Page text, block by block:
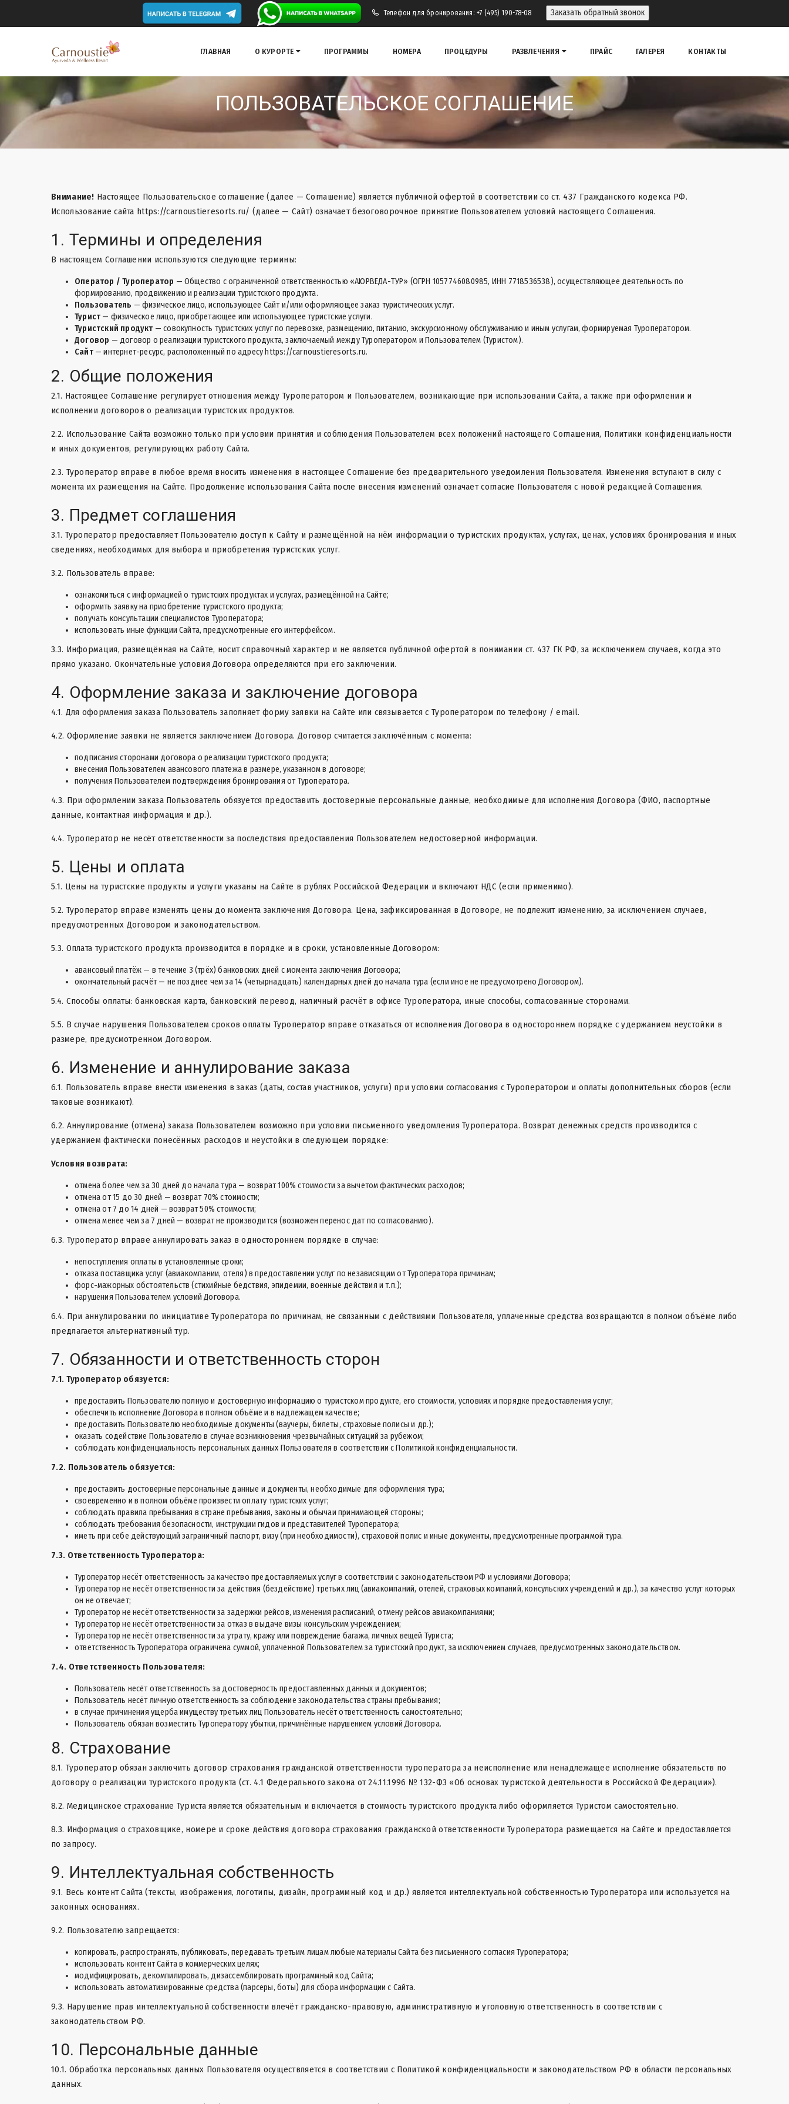
Телефон для бронирования: +7 (495) 190-78-08 Заказать обратный звонок
ГЛАВНАЯ О КУРОРТЕ ПРОГРАММЫ НОМЕРА ПРОЦЕДУРЫ РАЗВЛЕЧЕНИЯ ПРАЙС ГАЛЕРЕЯ КОНТАКТЫ
ПОЛЬЗОВАТЕЛЬСКОЕ СОГЛАШЕНИЕ
Внимание! Настоящее Пользовательское соглашение (далее — Соглашение) является публичной офертой в соответствии со ст. 437 Гражданского кодекса РФ.
Использование сайта https://carnoustieresorts.ru/ (далее — Сайт) означает безоговорочное принятие Пользователем условий настоящего Соглашения.
1. Термины и определения
В настоящем Соглашении используются следующие термины:
Оператор / Туроператор — Общество с ограниченной ответственностью «АЮРВЕДА-ТУР» (ОГРН 1057746080985, ИНН 7718536538), осуществляющее деятельность по
формированию, продвижению и реализации туристского продукта.
Пользователь — физическое лицо, использующее Сайт и/или оформляющее заказ туристических услуг.
Турист — физическое лицо, приобретающее или использующее туристские услуги.
Туристский продукт — совокупность туристских услуг по перевозке, размещению, питанию, экскурсионному обслуживанию и иным услугам, формируемая Туроператором.
Договор — договор о реализации туристского продукта, заключаемый между Туроператором и Пользователем (Туристом).
Сайт— интернет-ресурс, расположенный по адресу https://carnoustieresorts.ru.
2. Общие положения
2.1. Настоящее Соглашение регулирует отношения между Туроператором и Пользователем, возникающие при использовании Сайта, а также при оформлении и
исполнении договоров о реализации туристских продуктов.
2.2. Использование Сайта возможно только при условии принятия и соблюдения Пользователем всех положений настоящего Соглашения, Политики конфиденциальности
и иных документов, регулирующих работу Сайта.
2.3. Туроператор вправе в любое время вносить изменения в настоящее Соглашение без предварительного уведомления Пользователя. Изменения вступают в силу с
момента их размещения на Сайте. Продолжение использования Сайта после внесения изменений означает согласие Пользователя с новой редакцией Соглашения.
3. Предмет соглашения
3.1. Туроператор предоставляет Пользователю доступ к Сайту и размещённой на нём информации о туристских продуктах, услугах, ценах, условиях бронирования и иных
сведениях, необходимых для выбора и приобретения туристских услуг.
3.2. Пользователь вправе:
ознакомиться с информацией о туристских продуктах и услугах, размещённой на Сайте;
оформить заявку на приобретение туристского продукта;
получать консультации специалистов Туроператора;
использовать иные функции Сайта, предусмотренные его интерфейсом.
3.3. Информация, размещённая на Сайте, носит справочный характер и не является публичной офертой в понимании ст. 437 ГК РФ, за исключением случаев, когда это
прямо указано. Окончательные условия Договора определяются при его заключении.
4. Оформление заказа и заключение договора
4.1. Для оформления заказа Пользователь заполняет форму заявки на Сайте или связывается с Туроператором по телефону / email.
4.2. Оформление заявки не является заключением Договора. Договор считается заключённым с момента:
подписания сторонами договора о реализации туристского продукта;
внесения Пользователем авансового платежа в размере, указанном в договоре;
получения Пользователем подтверждения бронирования от Туроператора.
4.3. При оформлении заказа Пользователь обязуется предоставить достоверные персональные данные, необходимые для исполнения Договора (ФИО, паспортные
данные, контактная информация и др.).
4.4. Туроператор не несёт ответственности за последствия предоставления Пользователем недостоверной информации.
5. Цены и оплата
5.1. Цены на туристские продукты и услуги указаны на Сайте в рублях Российской Федерации и включают НДС (если применимо).
5.2. Туроператор вправе изменять цены до момента заключения Договора. Цена, зафиксированная в Договоре, не подлежит изменению, за исключением случаев,
предусмотренных Договором и законодательством.
5.3. Оплата туристского продукта производится в порядке и в сроки, установленные Договором:
авансовый платёж — в течение 3 (трёх) банковских дней с момента заключения Договора;
окончательный расчёт — не позднее чем за 14 (четырнадцать) календарных дней до начала тура (если иное не предусмотрено Договором).
5.4. Способы оплаты: банковская карта, банковский перевод, наличный расчёт в офисе Туроператора, иные способы, согласованные сторонами.
5.5. В случае нарушения Пользователем сроков оплаты Туроператор вправе отказаться от исполнения Договора в одностороннем порядке с удержанием неустойки в
размере, предусмотренном Договором.
6. Изменение и аннулирование заказа
6.1. Пользователь вправе внести изменения в заказ (даты, состав участников, услуги) при условии согласования с Туроператором и оплаты дополнительных сборов (если
таковые возникают).
6.2. Аннулирование (отмена) заказа Пользователем возможно при условии письменного уведомления Туроператора. Возврат денежных средств производится с
удержанием фактически понесённых расходов и неустойки в следующем порядке:
Условия возврата:
отмена более чем за 30 дней до начала тура — возврат 100% стоимости за вычетом фактических расходов;
отмена от 15 до 30 дней — возврат 70% стоимости;
отмена от 7 до 14 дней — возврат 50% стоимости;
отмена менее чем за 7 дней — возврат не производится (возможен перенос дат по согласованию).
6.3. Туроператор вправе аннулировать заказ в одностороннем порядке в случае:
непоступления оплаты в установленные сроки;
отказа поставщика услуг (авиакомпании, отеля) в предоставлении услуг по независящим от Туроператора причинам;
форс-мажорных обстоятельств (стихийные бедствия, эпидемии, военные действия и т.п.);
нарушения Пользователем условий Договора.
6.4. При аннулировании по инициативе Туроператора по причинам, не связанным с действиями Пользователя, уплаченные средства возвращаются в полном объёме либо
предлагается альтернативный тур.
7. Обязанности и ответственность сторон
7.1. Туроператор обязуется:
предоставить Пользователю полную и достоверную информацию о туристском продукте, его стоимости, условиях и порядке предоставления услуг;
обеспечить исполнение Договора в полном объёме и в надлежащем качестве;
предоставить Пользователю необходимые документы (ваучеры, билеты, страховые полисы и др.);
оказать содействие Пользователю в случае возникновения чрезвычайных ситуаций за рубежом;
соблюдать конфиденциальность персональных данных Пользователя в соответствии сПолитикой конфиденциальности.
7.2. Пользователь обязуется:
предоставить достоверные персональные данные и документы, необходимые для оформления тура;
своевременно и в полном объёме произвести оплату туристских услуг;
соблюдать правила пребывания в стране пребывания, законы и обычаи принимающей стороны;
соблюдать требования безопасности, инструкции гидов и представителей Туроператора;
иметь при себе действующий заграничный паспорт, визу (при необходимости), страховой полис и иные документы, предусмотренные программой тура.
7.3. Ответственность Туроператора:
Туроператор несёт ответственность за качество предоставляемых услуг в соответствии с законодательством РФ и условиями Договора;
Туроператор не несёт ответственности за действия (бездействие) третьих лиц (авиакомпаний, отелей, страховых компаний, консульских учреждений и др.), за качество услуг которых
он не отвечает;
Туроператор не несёт ответственности за задержки рейсов, изменения расписаний, отмену рейсов авиакомпаниями;
Туроператор не несёт ответственности за отказ в выдаче визы консульским учреждением;
Туроператор не несёт ответственности за утрату, кражу или повреждение багажа, личных вещей Туриста;
ответственность Туроператора ограничена суммой, уплаченной Пользователем за туристский продукт, за исключением случаев, предусмотренных законодательством.
7.4. Ответственность Пользователя:
Пользователь несёт ответственность за достоверность предоставленных данных и документов;
Пользователь несёт личную ответственность за соблюдение законодательства страны пребывания;
в случае причинения ущерба имуществу третьих лиц Пользователь несёт ответственность самостоятельно;
Пользователь обязан возместить Туроператору убытки, причинённые нарушением условий Договора.
8. Страхование
8.1. Туроператор обязан заключить договор страхования гражданской ответственности туроператора за неисполнение или ненадлежащее исполнение обязательств по
договору о реализации туристского продукта (ст. 4.1 Федерального закона от 24.11.1996 № 132-ФЗ «Об основах туристской деятельности в Российской Федерации»).
8.2. Медицинское страхование Туриста является обязательным и включается в стоимость туристского продукта либо оформляется Туристом самостоятельно.
8.3. Информация о страховщике, номере и сроке действия договора страхования гражданской ответственности Туроператора размещается на Сайте и предоставляется
по запросу.
9. Интеллектуальная собственность
9.1. Весь контент Сайта (тексты, изображения, логотипы, дизайн, программный код и др.) является интеллектуальной собственностью Туроператора или используется на
законных основаниях.
9.2. Пользователю запрещается:
копировать, распространять, публиковать, передавать третьим лицам любые материалы Сайта без письменного согласия Туроператора;
использовать контент Сайта в коммерческих целях;
модифицировать, декомпилировать, дизассемблировать программный код Сайта;
использовать автоматизированные средства (парсеры, боты) для сбора информации с Сайта.
9.3. Нарушение прав интеллектуальной собственности влечёт гражданско-правовую, административную и уголовную ответственность в соответствии с
законодательством РФ.
10. Персональные данные
10.1. Обработка персональных данных Пользователя осуществляется в соответствии с Политикой конфиденциальности и законодательством РФ в области персональных
данных.